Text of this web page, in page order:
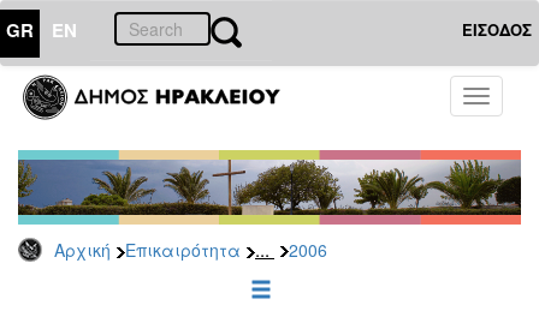
GR EN ΕΙΣΟΔΟΣ
Toggle
Αρχική Επικαιρότητα ... 2006
ΕΠΙΚΑΙΡΟΤΗΤΑ
Τύπου
Αρχείο
2026
2025